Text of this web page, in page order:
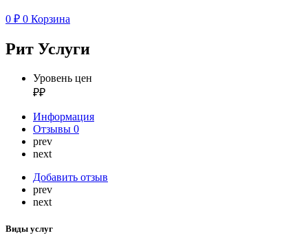
0 ₽ 0 Корзина
Рит Услуги
Уровень цен
₽₽
Информация
Отзывы 0
prev
next
Добавить отзыв
prev
next
Виды услуг